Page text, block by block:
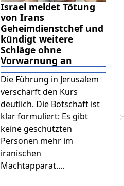
Israel meldet Tötung
von Irans
Geheimdienstchef und
kündigt weitere
Schläge ohne
Vorwarnung an
Die Führung in Jerusalem
verschärft den Kurs
deutlich. Die Botschaft ist
klar formuliert: Es gibt
keine geschützten
Personen mehr im
iranischen
Machtapparat....